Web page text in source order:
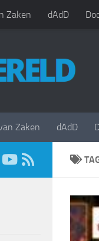
Zaken dAdD
Zaken dAdD